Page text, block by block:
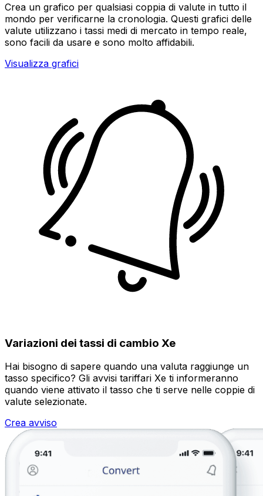
Crea un grafico per qualsiasi coppia di valute in tutto il
mondo per verificarne la cronologia. Questi grafici delle
valute utilizzano i tassi medi di mercato in tempo reale,
sono facili da usare e sono molto affidabili.
Visualizza grafici
Variazioni dei tassi di cambio Xe
Hai bisogno di sapere quando una valuta raggiunge un
tasso specifico? Gli avvisi tariffari Xe ti informeranno
quando viene attivato il tasso che ti serve nelle coppie di
valute selezionate.
Crea avviso